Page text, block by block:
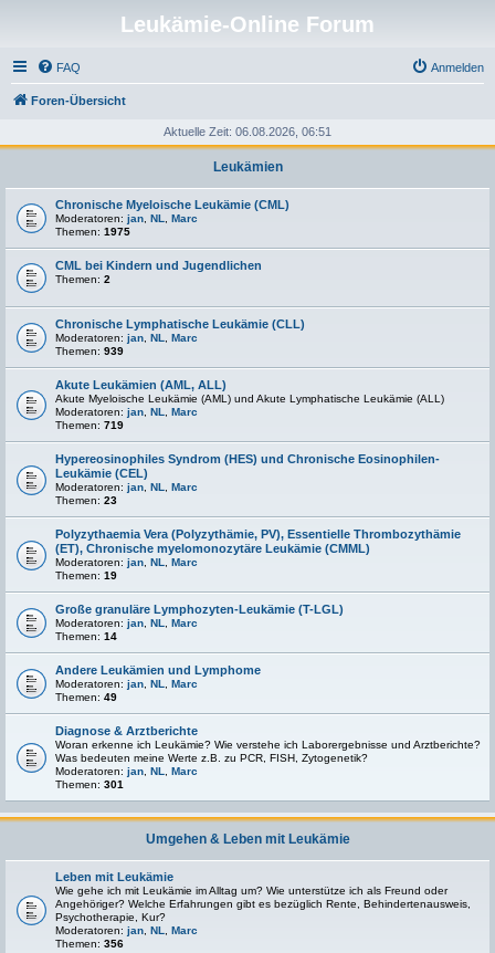
Leukämie-Online Forum
FAQ Anmelden
Foren-Übersicht
Aktuelle Zeit: 06.08.2026, 06:51
Leukämien
Chronische Myeloische Leukämie (CML)
Moderatoren: jan NL
Marc
Themen: 1975
CML bei Kindern und Jugendlichen
Themen: 2
Chronische Lymphatische Leukämie (CLL)
Moderatoren: jan NL
Marc
Themen: 939
Akute Leukämien (AML, ALL)
Akute Myeloische Leukämie (AML) und Akute Lymphatische Leukämie (ALL)
Moderatoren: jan NL
Marc
Themen: 719
Hypereosinophiles Syndrom (HES) und Chronische Eosinophilen-
Leukämie (CEL)
Moderatoren: jan NL
Marc
Themen: 23
Polyzythaemia Vera (Polyzythämie, PV), Essentielle Thrombozythämie
(ET), Chronische myelomonozytäre Leukämie (CMML)
Moderatoren: jan NL
Marc
Themen: 19
Große granuläre Lymphozyten-Leukämie (T-LGL)
Moderatoren: jan NL
Marc
Themen: 14
Andere Leukämien und Lymphome
Moderatoren: jan NL
Marc
Themen: 49
Diagnose & Arztberichte
Woran erkenne ich Leukämie? Wie verstehe ich Laborergebnisse und Arztberichte?
Was bedeuten meine Werte z.B. zu PCR, FISH, Zytogenetik?
Moderatoren: jan NL
Marc
Themen: 301
Umgehen & Leben mit Leukämie
Leben mit Leukämie
Wie gehe ich mit Leukämie im Alltag um? Wie unterstütze ich als Freund oder
Angehöriger? Welche Erfahrungen gibt es bezüglich Rente, Behindertenausweis,
Psychotherapie, Kur?
Moderatoren: jan NL
Marc
Themen: 356